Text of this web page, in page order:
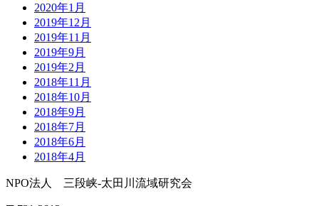
2020年1月
2019年12月
2019年11月
2019年9月
2019年2月
2018年11月
2018年10月
2018年9月
2018年7月
2018年6月
2018年4月
NPO法人 三段峡-太田川流域研究会